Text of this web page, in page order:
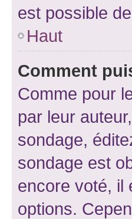
est possible
Haut
Comment
Comme pour
par leur
sondage,
sondage est
encore voté, il
options.